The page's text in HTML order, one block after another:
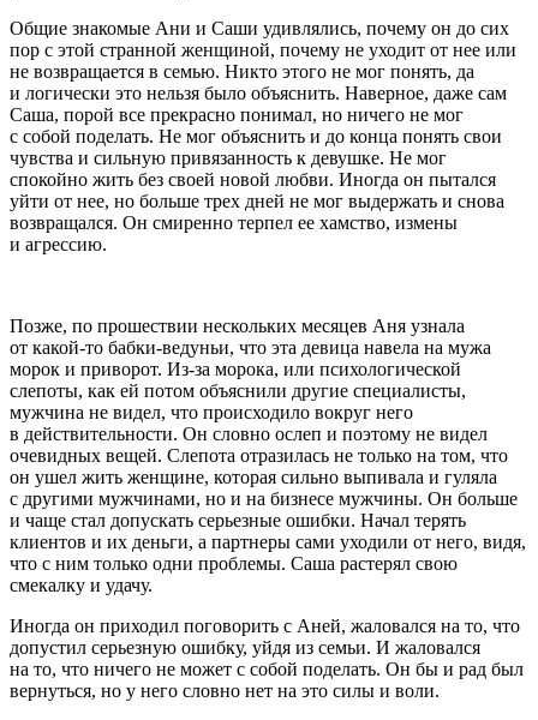
Общие знакомые Ани и Саши удивлялись, почему он до сих
пор с этой странной женщиной, почему не уходит от нее или
не возвращается в семью. Никто этого не мог понять, да
и логически это нельзя было объяснить. Наверное, даже сам
Саша, порой все прекрасно понимал, но ничего не мог
с собой поделать. Не мог объяснить и до конца понять свои
чувства и сильную привязанность к девушке. Не мог
спокойно жить без своей новой любви. Иногда он пытался
уйти от нее, но больше трех дней не мог выдержать и снова
возвращался. Он смиренно терпел ее хамство, измены
и агрессию.
Позже, по прошествии нескольких месяцев Аня узнала
от какой-то бабки-ведуньи, что эта девица навела на мужа
морок и приворот. Из-за морока, или психологической
слепоты, как ей потом объяснили другие специалисты,
мужчина не видел, что происходило вокруг него
в действительности. Он словно ослеп и поэтому не видел
очевидных вещей. Слепота отразилась не только на том, что
он ушел жить женщине, которая сильно выпивала и гуляла
с другими мужчинами, но и на бизнесе мужчины. Он больше
и чаще стал допускать серьезные ошибки. Начал терять
клиентов и их деньги, а партнеры сами уходили от него, видя,
что с ним только одни проблемы. Саша растерял свою
смекалку и удачу.
Иногда он приходил поговорить с Аней, жаловался на то, что
допустил серьезную ошибку, уйдя из семьи. И жаловался
на то, что ничего не может с собой поделать. Он бы и рад был
вернуться, но у него словно нет на это силы и воли.